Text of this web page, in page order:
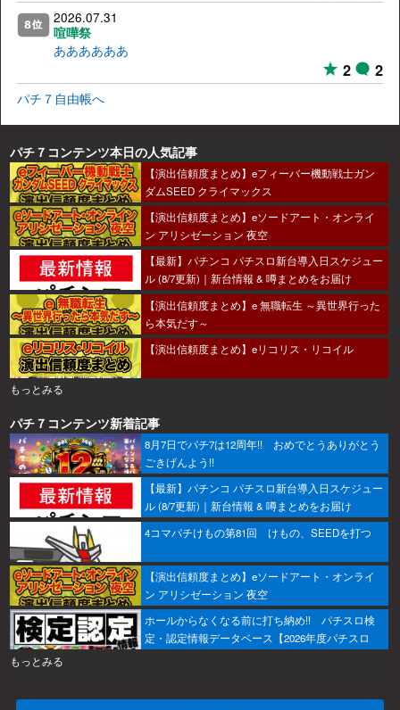
2026.07.31
喧嘩祭
ああああああ
2 2
パチ７自由帳へ
パチ７コンテンツ本日の人気記事
【演出信頼度まとめ】eフィーバー機動戦士ガン
ダムSEED クライマックス
【演出信頼度まとめ】eソードアート・オンライ
ン アリシゼーション 夜空
【最新】パチンコ パチスロ新台導入日スケジュー
ル (8/7更新)｜新台情報 & 噂まとめをお届け
【演出信頼度まとめ】e 無職転生 ～異世界行った
ら本気だす～
【演出信頼度まとめ】eリコリス・リコイル
もっとみる
パチ７コンテンツ新着記事
8月7日でパチ7は12周年!! おめでとうありがとう
ごきげんよう!!
【最新】パチンコ パチスロ新台導入日スケジュー
ル (8/7更新)｜新台情報 & 噂まとめをお届け
4コマパチけもの第81回 けもの、SEEDを打つ
【演出信頼度まとめ】eソードアート・オンライ
ン アリシゼーション 夜空
ホールからなくなる前に打ち納め!! パチスロ検
定・認定情報データベース【2026年度パチスロ
もっとみる